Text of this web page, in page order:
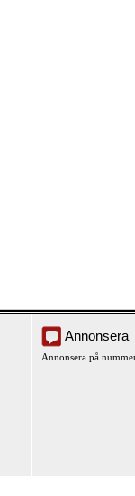
Annonsera
Annonsera på